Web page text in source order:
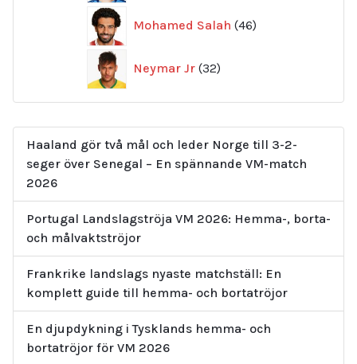
Mohamed Salah 46
produkter
Neymar Jr 32
produkter
Haaland gör två mål och leder Norge till 3-2-
seger över Senegal – En spännande VM-match
2026
Portugal Landslagströja VM 2026: Hemma-, borta-
och målvaktströjor
Frankrike landslags nyaste matchställ: En
komplett guide till hemma- och bortatröjor
En djupdykning i Tysklands hemma- och
bortatröjor för VM 2026